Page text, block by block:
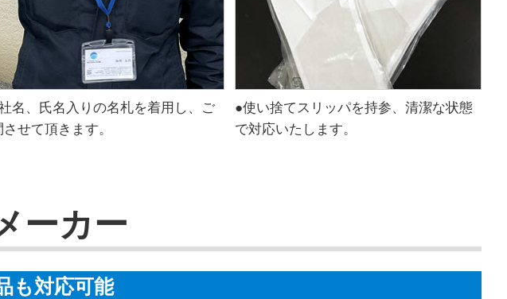
名、氏名入りの名札を着用し、ご
せて頂きます。
●使い捨てスリッパを持参、清潔な状態
で対応いたします。
ーカー
も対応可能